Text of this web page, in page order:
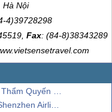
Hà Nội
4)39728298
Fax: (84-8)38343289
Tháng 5
Châu – Thâm Quyến, 2018